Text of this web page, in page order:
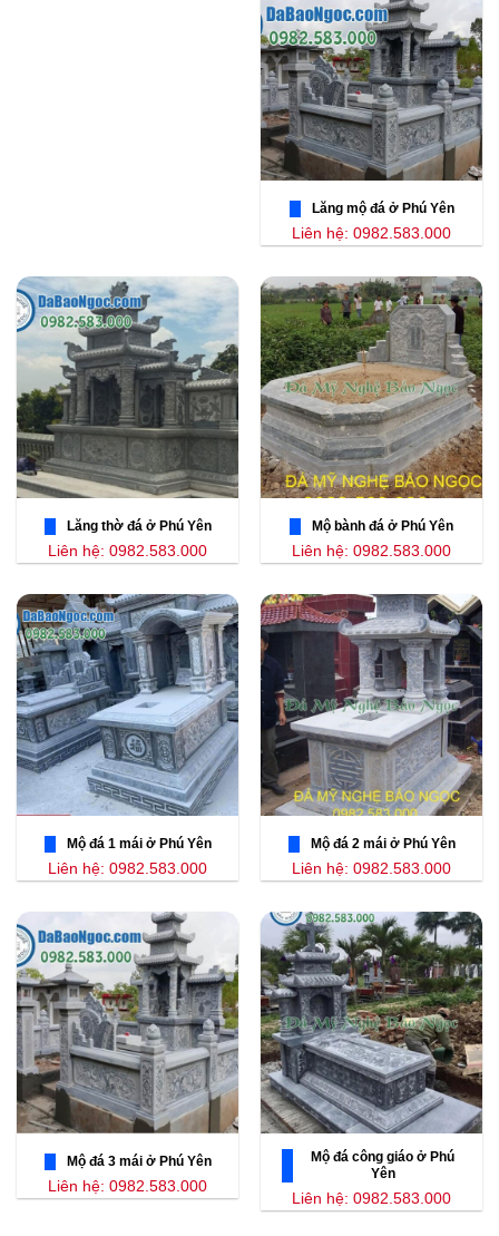
Lăng mộ đá ở Phú Yên
Liên hệ: 0982.583.000
Lăng thờ đá ở Phú Yên
Liên hệ: 0982.583.000
Mộ bành đá ở Phú Yên
Liên hệ: 0982.583.000
Mộ đá 1 mái ở Phú Yên
Liên hệ: 0982.583.000
Mộ đá 2 mái ở Phú Yên
Liên hệ: 0982.583.000
Mộ đá 3 mái ở Phú Yên
Liên hệ: 0982.583.000
Mộ đá công giáo ở Phú
Yên
Liên hệ: 0982.583.000